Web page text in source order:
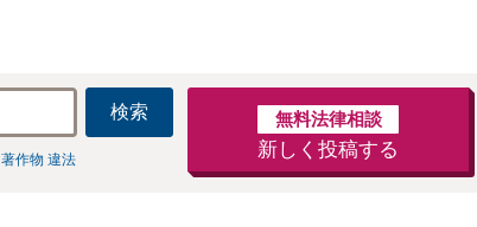
検索
著作物 違法
無料法律相談
新しく投稿する